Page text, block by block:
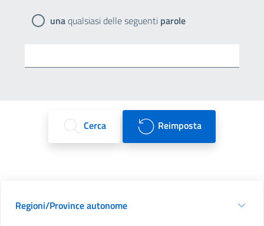
unaqualsiasi delle seguenti parole
Cerca Reimposta
Regioni/Province autonome